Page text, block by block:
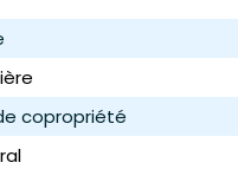
copropriété